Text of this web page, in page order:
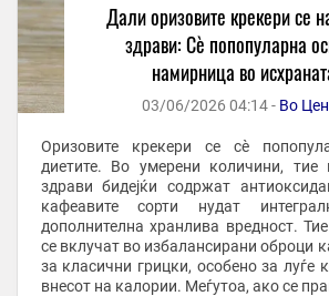
Дали оризовите крекери се
здрави: Сè попопуларна
намирница во
03/06/2026 04:14 - Во
Оризовите крекери се сè
диетите. Во умерени количини,
здрави бидејќи содржат
кафеавите сорти нудат
дополнителна хранлива вредност.
се вклучат во избалансирани оброци
за класични грицки, особено за луѓе
внесот на калории. Меѓутоа, ако се